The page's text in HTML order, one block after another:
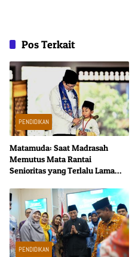
Pos Terkait
PENDIDIKAN
Matamuda: Saat Madrasah
Memutus Mata Rantai
Senioritas yang Terlalu Lama
PENDIDIKAN